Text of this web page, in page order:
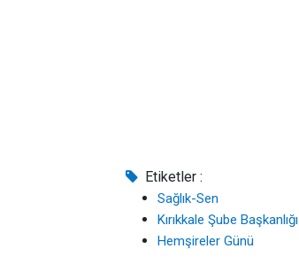
Etiketler :
Sağlık-Sen
Kırıkkale Şube Başkanlığı
Hemşireler Günü